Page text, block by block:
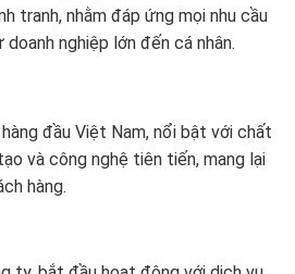
tranh, nhằm đáp ứng mọi nhu cầu
doanh nghiệp lớn đến cá nhân.
đầu Việt Nam, nổi bật với chất
và công nghệ tiên tiến, mang lại
hàng.